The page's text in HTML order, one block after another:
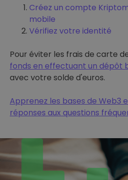
Créez un compte
mobile
Vérifiez votre identité
Pour éviter les frais de carte
fonds en effectuant un dépôt
avec votre solde d'euros.
Apprenez les bases de Web3
réponses aux questions